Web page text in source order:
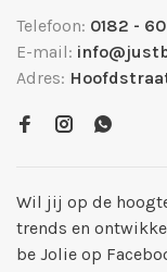
Telefoon: 0182 -
E-mail:
Adres:
Wil jij op de
trends en
be Jolie op